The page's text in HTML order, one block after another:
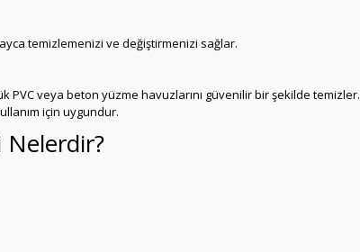
temizlemenizi ve değiştirmenizi sağlar.
veya beton yüzme havuzlarını güvenilir bir şekilde temizler.
için uygundur.